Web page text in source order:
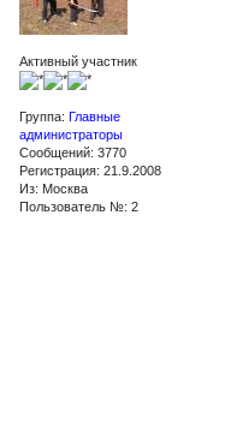
Активный участник
Группа: Главные
администраторы
Сообщений: 3770
Регистрация: 21.9.2008
Из: Москва
Пользователь №: 2